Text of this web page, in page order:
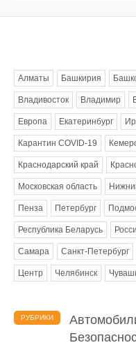
Алматы Башкирия
Владивосток Владимир
Европа Екатеринбург
Карантин COVID-19
Краснодарский край
Московская область
Пенза Петербург
Республика Беларусь
Самара Санкт-Петербург
Центр Челябинск
РУБРИКИ